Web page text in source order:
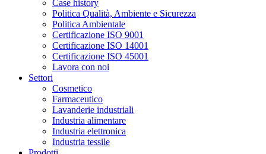
Case history
Politica Qualità, Ambiente e Sicurezza
Politica Ambientale
Certificazione ISO 9001
Certificazione ISO 14001
Certificazione ISO 45001
Lavora con noi
Settori
Cosmetico
Farmaceutico
Lavanderie industriali
Industria alimentare
Industria elettronica
Industria tessile